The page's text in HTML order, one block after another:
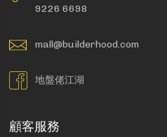
9226 6698
mall@builderhood.com
地盤佬江湖
顧客服務